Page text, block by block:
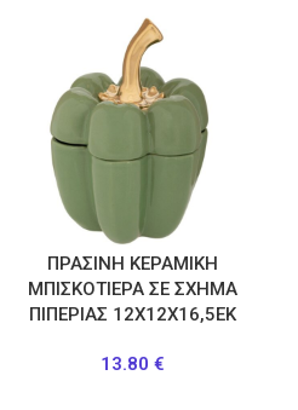
ΠΡΑΣΙΝΗ ΚΕΡΑΜΙΚΗ
ΜΠΙΣΚΟΤΙΕΡΑ ΣΕ ΣΧΗΜΑ
ΠΙΠΕΡΙΑΣ 12Χ12Χ16,5ΕΚ
13.80 €